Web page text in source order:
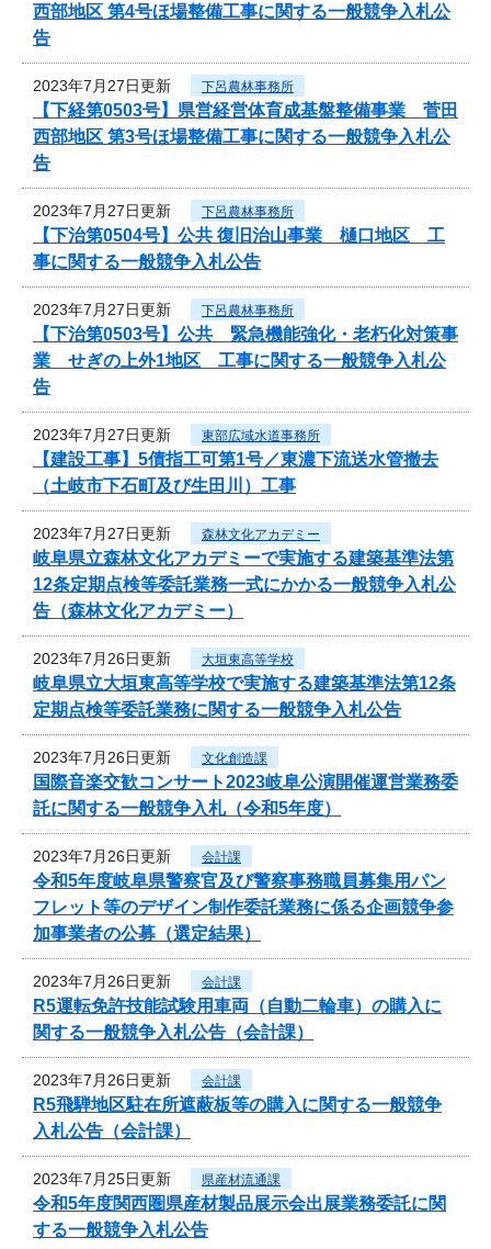
西部地区 第4号ほ場整備工事に関する一般競争入札公
告
2023年7月27日更新 下呂農林事務所
【下経第0503号】県営経営体育成基盤整備事業 菅田
西部地区 第3号ほ場整備工事に関する一般競争入札公
告
2023年7月27日更新 下呂農林事務所
【下治第0504号】公共 復旧治山事業 樋口地区 工
事に関する一般競争入札公告
2023年7月27日更新 下呂農林事務所
【下治第0503号】公共 緊急機能強化・老朽化対策事
業 せぎの上外1地区 工事に関する一般競争入札公
告
2023年7月27日更新 東部広域水道事務所
【建設工事】5債指工可第1号／東濃下流送水管撤去
（土岐市下石町及び生田川）工事
2023年7月27日更新 森林文化アカデミー
岐阜県立森林文化アカデミーで実施する建築基準法第
12条定期点検等委託業務一式にかかる一般競争入札公
告（森林文化アカデミー）
2023年7月26日更新 大垣東高等学校
岐阜県立大垣東高等学校で実施する建築基準法第12条
定期点検等委託業務に関する一般競争入札公告
2023年7月26日更新 文化創造課
国際音楽交歓コンサート2023岐阜公演開催運営業務委
託に関する一般競争入札（令和5年度）
2023年7月26日更新 会計課
令和5年度岐阜県警察官及び警察事務職員募集用パン
フレット等のデザイン制作委託業務に係る企画競争参
加事業者の公募（選定結果）
2023年7月26日更新 会計課
R5運転免許技能試験用車両（自動二輪車）の購入に
関する一般競争入札公告（会計課）
2023年7月26日更新 会計課
R5飛騨地区駐在所遮蔽板等の購入に関する一般競争
入札公告（会計課）
2023年7月25日更新 県産材流通課
令和5年度関西圏県産材製品展示会出展業務委託に関
する一般競争入札公告